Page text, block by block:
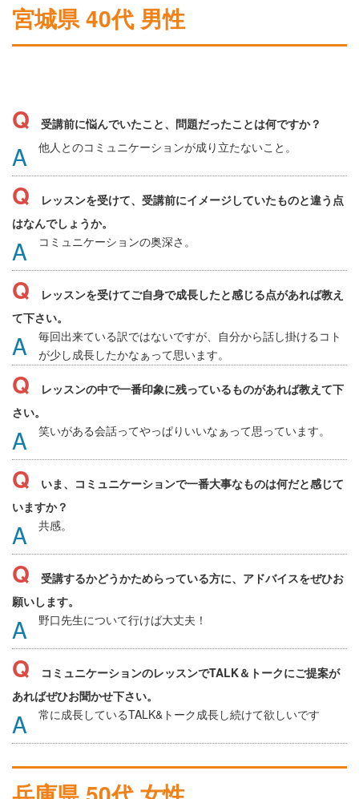
宮城県 40代 男性
受講前に悩んでいたこと、問題だったことは何ですか？
他人とのコミュニケーションが成り立たないこと。
レッスンを受けて、受講前にイメージしていたものと違う点
はなんでしょうか。
コミュニケーションの奥深さ。
レッスンを受けてご自身で成長したと感じる点があれば教え
て下さい。
毎回出来ている訳ではないですが、自分から話し掛けるコト
が少し成長したかなぁって思います。
レッスンの中で一番印象に残っているものがあれば教えて下
さい。
笑いがある会話ってやっぱりいいなぁって思っています。
いま、コミュニケーションで一番大事なものは何だと感じて
いますか？
共感。
受講するかどうかためらっている方に、アドバイスをぜひお
願いします。
野口先生について行けば大丈夫！
コミュニケーションのレッスンでTALK＆トークにご提案が
あればぜひお聞かせ下さい。
常に成長しているTALK&トーク成長し続けて欲しいです